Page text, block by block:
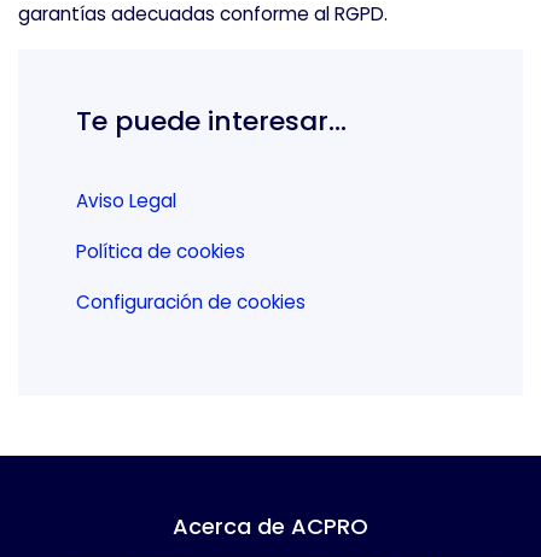
garantías adecuadas conforme al RGPD.
Te puede interesar…
Aviso Legal
Política de cookies
Configuración de cookies
Acerca de ACPRO